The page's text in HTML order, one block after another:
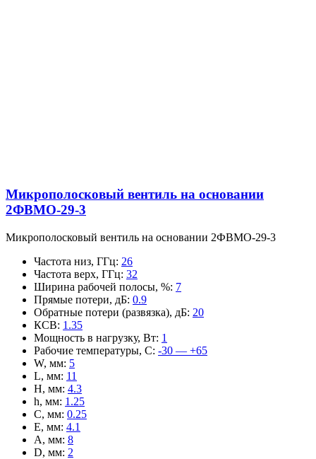
Микрополосковый вентиль на основании
2ФВМO-29-3
Микрополосковый вентиль на основании 2ФВМO-29-3
Частота низ, ГГц: 26
Частота верх, ГГц: 32
Ширина рабочей полосы, %: 7
Прямые потери, дБ: 0.9
Обратные потери (развязка), дБ: 20
КСВ: 1.35
Мощность в нагрузку, Вт: 1
Рабочие температуры, С: -30 — +65
W, мм: 5
L, мм: 11
H, мм: 4.3
h, мм: 1.25
C, мм: 0.25
E, мм: 4.1
A, мм: 8
D, мм: 2